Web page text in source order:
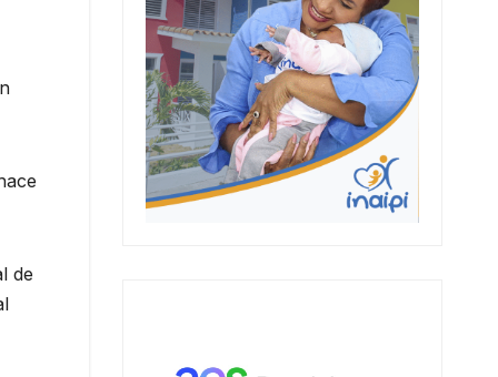
de